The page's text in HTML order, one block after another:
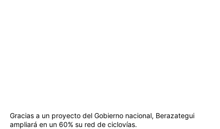
Gracias a un proyecto del Gobierno nacional, Berazategui
ampliará en un 60% su red de ciclovías.